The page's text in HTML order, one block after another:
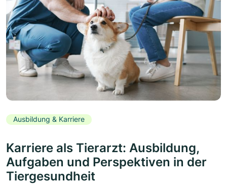
Ausbildung & Karriere
Karriere als Tierarzt: Ausbildung,
Aufgaben und Perspektiven in der
Tiergesundheit